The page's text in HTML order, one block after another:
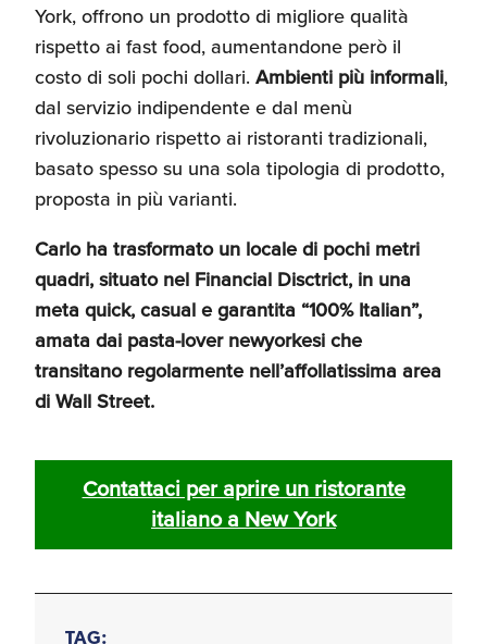
York, offrono un prodotto di migliore qualità
rispetto ai fast food, aumentandone però il
costo di soli pochi dollari. Ambienti più informali,
dal servizio indipendente e dal menù
rivoluzionario rispetto ai ristoranti tradizionali,
basato spesso su una sola tipologia di prodotto,
proposta in più varianti.
Carlo ha trasformato un locale di pochi metri
quadri, situato nel Financial Disctrict, in una
meta quick, casual e garantita “100% Italian”,
amata dai pasta-lover newyorkesi che
transitano regolarmente nell’affollatissima area
di Wall Street.
Contattaci per aprire un ristorante
italiano a New York
TAG: